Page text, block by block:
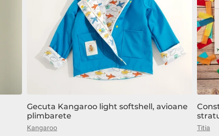
Gecuta Kangaroo light softshell, avioane
plimbarete
Kangaroo Titia